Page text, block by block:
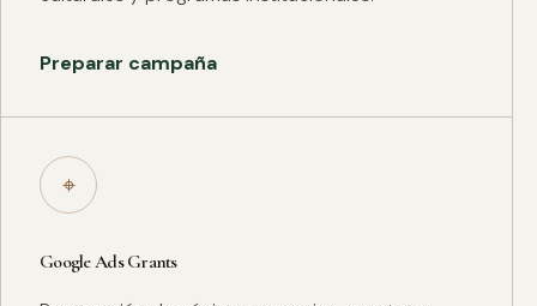
Preparar campaña
⌖
Google Ads Grants